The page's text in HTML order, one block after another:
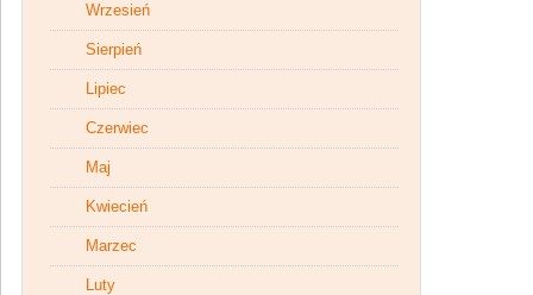
Wrzesień
Sierpień
Lipiec
Czerwiec
Maj
Kwiecień
Marzec
Luty